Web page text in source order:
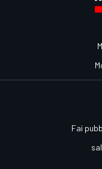
Fai